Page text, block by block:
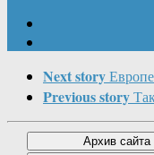
Next story
Previous story